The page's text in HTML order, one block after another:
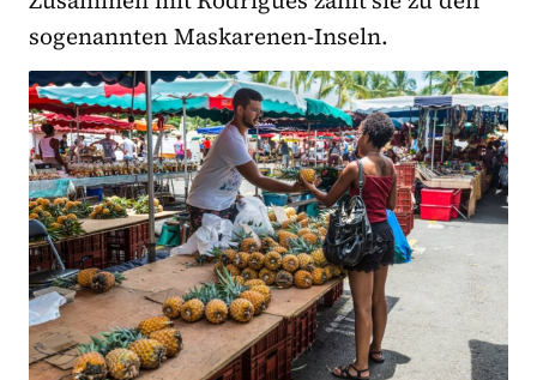
sogenannten Maskarenen-Inseln.